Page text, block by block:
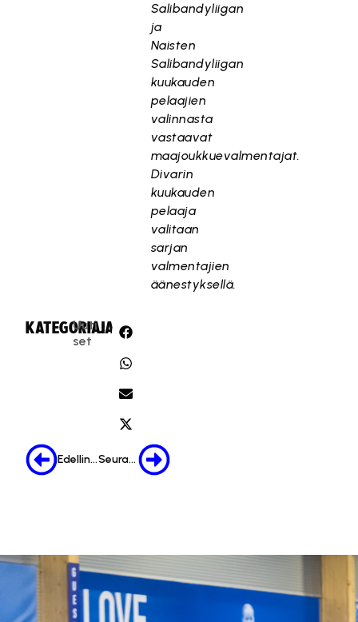
Salibandyliigan
ja
Naisten
Salibandyliigan
kuukauden
pelaajien
valinnasta
vastaavat
maajoukkuevalmentajat.
Divarin
kuukauden
pelaaja
valitaan
sarjan
valmentajien
äänestyksellä.
KATEGORIA:
Uuti
set
JAA:
Edellinen Seuraava